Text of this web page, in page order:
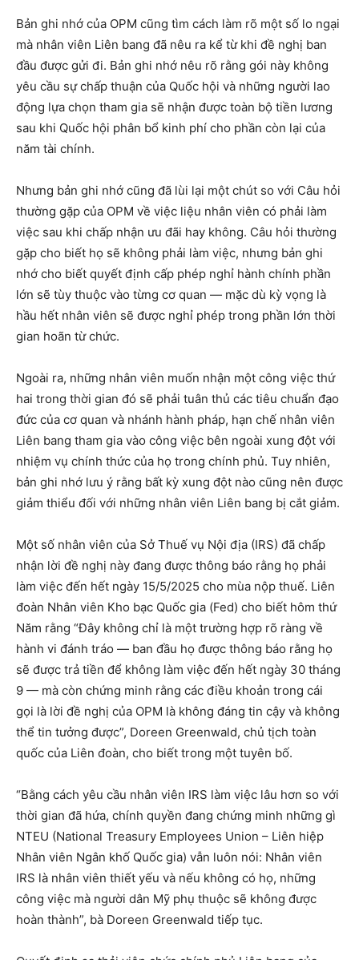
Bản ghi nhớ của OPM cũng tìm cách làm rõ một số lo ngại
mà nhân viên Liên bang đã nêu ra kể từ khi đề nghị ban
đầu được gửi đi. Bản ghi nhớ nêu rõ rằng gói này không
yêu cầu sự chấp thuận của Quốc hội và những người lao
động lựa chọn tham gia sẽ nhận được toàn bộ tiền lương
sau khi Quốc hội phân bổ kinh phí cho phần còn lại của
năm tài chính.
Nhưng bản ghi nhớ cũng đã lùi lại một chút so với Câu hỏi
thường gặp của OPM về việc liệu nhân viên có phải làm
việc sau khi chấp nhận ưu đãi hay không. Câu hỏi thường
gặp cho biết họ sẽ không phải làm việc, nhưng bản ghi
nhớ cho biết quyết định cấp phép nghỉ hành chính phần
lớn sẽ tùy thuộc vào từng cơ quan — mặc dù kỳ vọng là
hầu hết nhân viên sẽ được nghỉ phép trong phần lớn thời
gian hoãn từ chức.
Ngoài ra, những nhân viên muốn nhận một công việc thứ
hai trong thời gian đó sẽ phải tuân thủ các tiêu chuẩn đạo
đức của cơ quan và nhánh hành pháp, hạn chế nhân viên
Liên bang tham gia vào công việc bên ngoài xung đột với
nhiệm vụ chính thức của họ trong chính phủ. Tuy nhiên,
bản ghi nhớ lưu ý rằng bất kỳ xung đột nào cũng nên được
giảm thiểu đối với những nhân viên Liên bang bị cắt giảm.
Một số nhân viên của Sở Thuế vụ Nội địa (IRS) đã chấp
nhận lời đề nghị này đang được thông báo rằng họ phải
làm việc đến hết ngày 15/5/2025 cho mùa nộp thuế. Liên
đoàn Nhân viên Kho bạc Quốc gia (Fed) cho biết hôm thứ
Năm rằng “Đây không chỉ là một trường hợp rõ ràng về
hành vi đánh tráo — ban đầu họ được thông báo rằng họ
sẽ được trả tiền để không làm việc đến hết ngày 30 tháng
9 — mà còn chứng minh rằng các điều khoản trong cái
gọi là lời đề nghị của OPM là không đáng tin cậy và không
thể tin tưởng được”, Doreen Greenwald, chủ tịch toàn
quốc của Liên đoàn, cho biết trong một tuyên bố.
“Bằng cách yêu cầu nhân viên IRS làm việc lâu hơn so với
thời gian đã hứa, chính quyền đang chứng minh những gì
NTEU (National Treasury Employees Union – Liên hiệp
Nhân viên Ngân khố Quốc gia) vẫn luôn nói: Nhân viên
IRS là nhân viên thiết yếu và nếu không có họ, những
công việc mà người dân Mỹ phụ thuộc sẽ không được
hoàn thành”, bà Doreen Greenwald tiếp tục.